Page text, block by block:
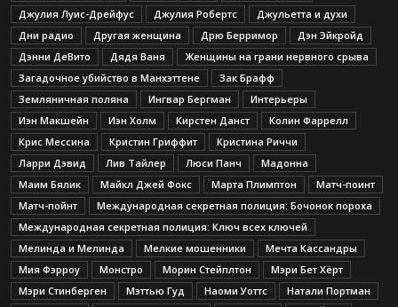
Джулия Луис-Дрейфус
Джулия Робертс
Джульетта и духи
Дни радио
Другая женщина Дрю Берримор
Дэн Эйкройд
Дэнни ДеВито
Дядя Ваня
Женщины на грани нервного срыва
Загадочное убийство в Манхэттене
Зак Брафф
Земляничная поляна
Ингвар Бергман
Интерьеры
Иэн Макшейн
Иэн Холм Кирстен Данст
Колин Фаррелл
Крис Мессина
Кристин Гриффит
Кристина Риччи
Ларри Дэвид
Лив Тайлер Люси Панч
Мадонна
Маим Бялик
Майкл Джей Фокс Марта Плимптон
Матч-поинт
Матч-пойнт
Международная секретная полиция: Бочонок пороха
Международная секретная полиция: Ключ всех ключей
Мелинда и Мелинда
Мелкие мошенники
Мечта Кассандры
Мия Фэрроу
Монстро Морин Стейплтон
Мэри Бет Хёрт
Мэри Стинберген
Мэттью Гуд Наоми Уоттс
Натали Портман